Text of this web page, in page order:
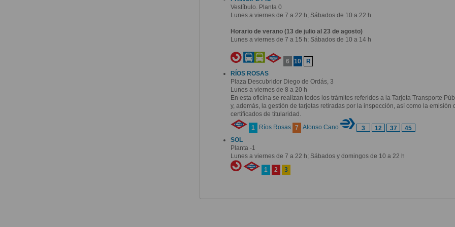
Vestíbulo. Planta 0
Lunes a viernes de 7 a 22 h; Sábados de 10 a 22 h
Horario de verano (13 de julio al 23 de agosto)
Lunes a viernes de 7 a 15 h; Sábados de 10 a 14 h
6 10
R
RÍOS ROSAS
Plaza Descubridor Diego de Ordás, 3
Lunes a viernes de 8 a 20 h
En esta oficina se realizan todos los trámites referidos a la Tarjeta Transporte
y, además, la gestión de tarjetas retiradas por la inspección, así como la emisión
certificados de titularidad.
1
Ríos Rosas 7 Alonso Cano 3 12 37
45
SOL
Planta -1
Lunes a viernes de 7 a 22 h; Sábados y domingos de 10 a 22 h
1
2 3